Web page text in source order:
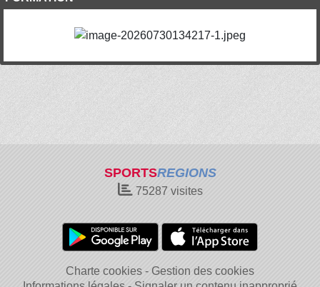
SPORTSREGIONS
75287 visites
Charte cookies
Gestion des cookies